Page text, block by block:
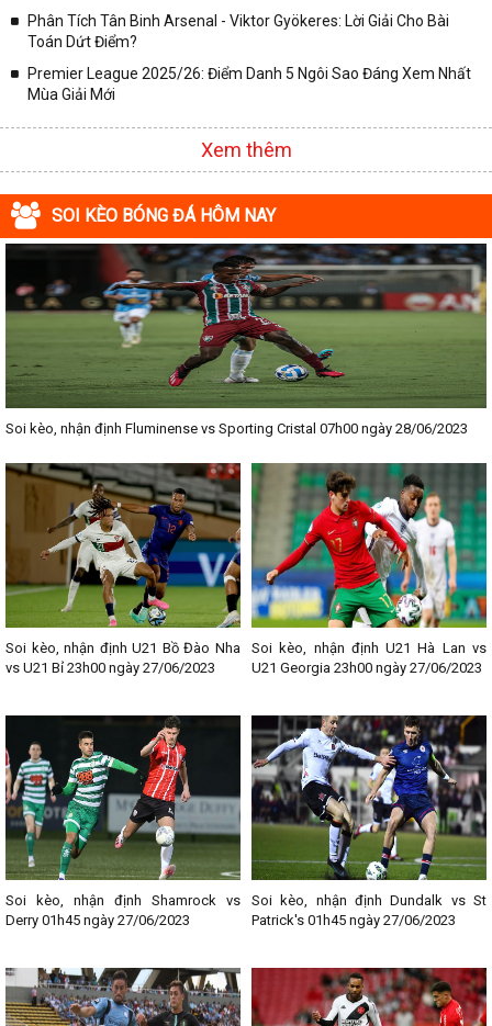
Phân Tích Tân Binh Arsenal - Viktor Gyökeres: Lời Giải Cho Bài
Toán Dứt Điểm?
Premier League 2025/26: Điểm Danh 5 Ngôi Sao Đáng Xem Nhất
Mùa Giải Mới
Xem thêm
SOI KÈO BÓNG ĐÁ HÔM NAY
Soi kèo, nhận định Fluminense vs Sporting Cristal 07h00 ngày 28/06/2023
Soi kèo, nhận định U21 Bồ Đào Nha
vs U21 Bỉ 23h00 ngày 27/06/2023
Soi kèo, nhận định U21 Hà Lan vs
U21 Georgia 23h00 ngày 27/06/2023
Soi kèo, nhận định Shamrock vs
Derry 01h45 ngày 27/06/2023
Soi kèo, nhận định Dundalk vs St
Patrick's 01h45 ngày 27/06/2023